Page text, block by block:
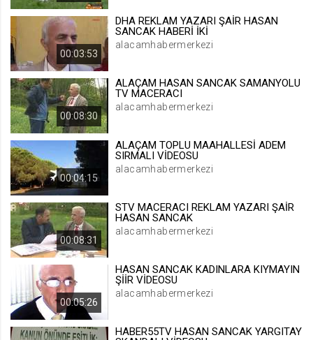
channelCategories
.web.tv
1 yıl
İsimsiz ziyaretçi için site içeriği
beğenme
voteDislike*
İsimsiz ziyaretçi için site içeriği
beğenmeme
1 ay
00:03:53
DHA REKLAM YAZARI ŞAİR HASAN
SANCAK HABERİ İKİ
alacamhabermerkezi
00:08:30
ALAÇAM HASAN SANCAK SAMANYOLU
TV MACERACI
alacamhabermerkezi
00:04:15
ALAÇAM TOPLU MAAHALLESİ ADEM
SIRMALI VİDEOSU
alacamhabermerkezi
00:08:31
STV MACERACI REKLAM YAZARI ŞAİR
HASAN SANCAK
alacamhabermerkezi
00:05:26
HASAN SANCAK KADINLARA KIYMAYIN
ŞİİR VİDEOSU
alacamhabermerkezi
HABER55TV HASAN SANCAK YARGITAY